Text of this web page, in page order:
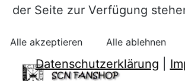
der Seite zur Verfügung
Alle akzeptieren Alle ablehnen
Datenschutzerklärung